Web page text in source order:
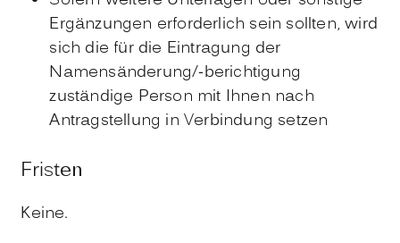
Ergänzungen erforderlich sein sollten, wird
sich die für die Eintragung der
Namensänderung/-berichtigung
zuständige Person mit Ihnen nach
Antragstellung in Verbindung setzen
Fristen
Keine.